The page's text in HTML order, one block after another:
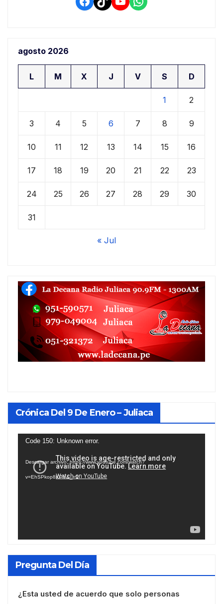
agosto 2026
L M X J V S D
1 2
3 4 5 6 7 8 9
10 11 12 13 14 15 16
17 18 19 20 21 22 23
24 25 26 27 28 29 30
31
« Jul
Crónica Del 9 De Enero – Juliaca
Reproductor
vídeo
Code 150: Unknown error.
Descargar archivo: https://www.youtube.com/watch?
v=EhSPkop8KPY&_=1
Pregunta Del Día
¿Esta usted de acuerdo que solo personas